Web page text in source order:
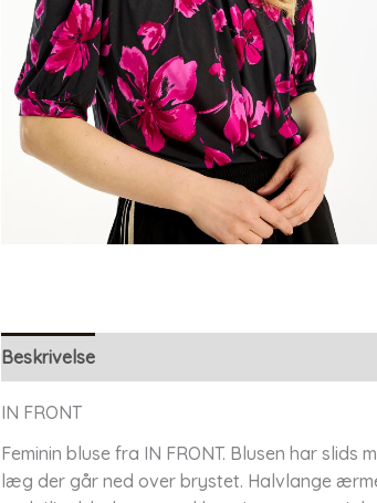
Beskrivelse
IN FRONT
Feminin bluse fra IN FRONT. Blusen har
læg der går ned over brystet. Halvlange